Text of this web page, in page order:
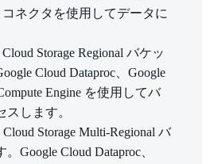
コネクタを使用してデータに
Storage Regional バケッ
Cloud Dataproc、Google
Engine を使用してバ
します。
Storage Multi-Regional バ
Google Cloud Dataproc、